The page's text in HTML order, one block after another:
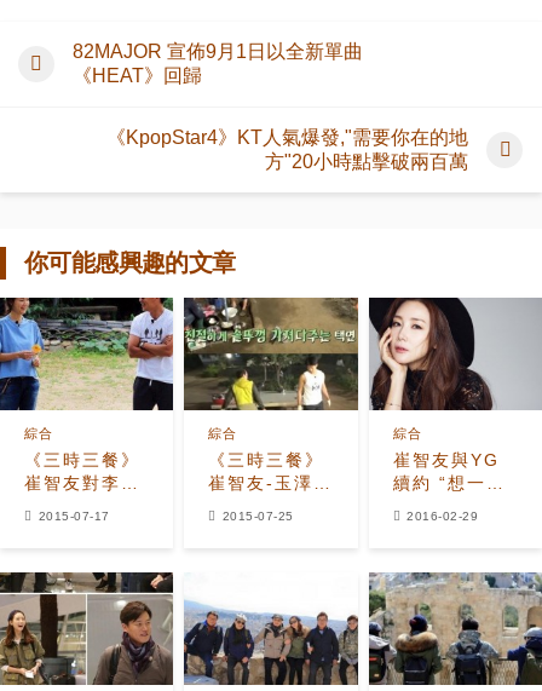
82MAJOR 宣佈9月1日以全新單曲
《HEAT》回歸
《KpopStar4》KT人氣爆發,"需要你在的地
方"20小時點擊破兩百萬
你可能感興趣的文章
《三時三餐》
崔智友對李瑞
綜合
2015-07-17
《三時三餐》
崔智友-玉澤演
綜合
2015-07-25
崔智友與YG
續約 “想一直
綜合
2016-02-29